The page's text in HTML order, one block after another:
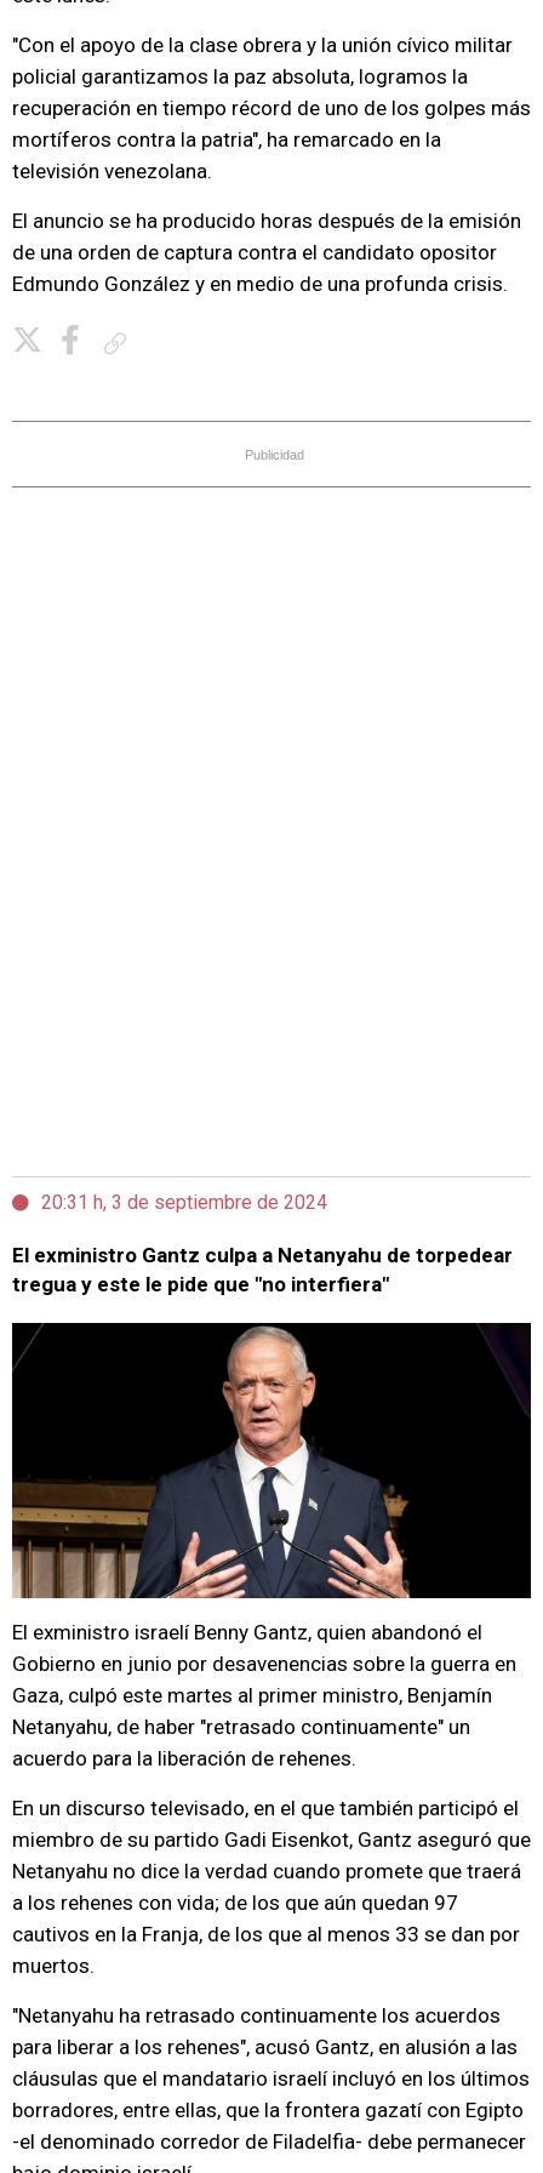
"Con el apoyo de la clase obrera y la unión cívico militar
policial garantizamos la paz absoluta, logramos la
recuperación en tiempo récord de uno de los golpes más
mortíferos contra la patria", ha remarcado en la
televisión venezolana.
El anuncio se ha producido horas después de la emisión
de una orden de captura contra el candidato opositor
Edmundo González y en medio de una profunda crisis.
Publicidad
20:31 h, 3 de septiembre de 2024
El exministro Gantz culpa a Netanyahu de torpedear
tregua y este le pide que "no interfiera"
El exministro israelí Benny Gantz, quien abandonó el
Gobierno en junio por desavenencias sobre la guerra en
Gaza, culpó este martes al primer ministro, Benjamín
Netanyahu, de haber "retrasado continuamente" un
acuerdo para la liberación de rehenes.
En un discurso televisado, en el que también participó el
miembro de su partido Gadi Eisenkot, Gantz aseguró que
Netanyahu no dice la verdad cuando promete que traerá
a los rehenes con vida; de los que aún quedan 97
cautivos en la Franja, de los que al menos 33 se dan por
muertos.
"Netanyahu ha retrasado continuamente los acuerdos
para liberar a los rehenes", acusó Gantz, en alusión a las
cláusulas que el mandatario israelí incluyó en los últimos
borradores, entre ellas, que la frontera gazatí con Egipto
-el denominado corredor de Filadelfia- debe permanecer